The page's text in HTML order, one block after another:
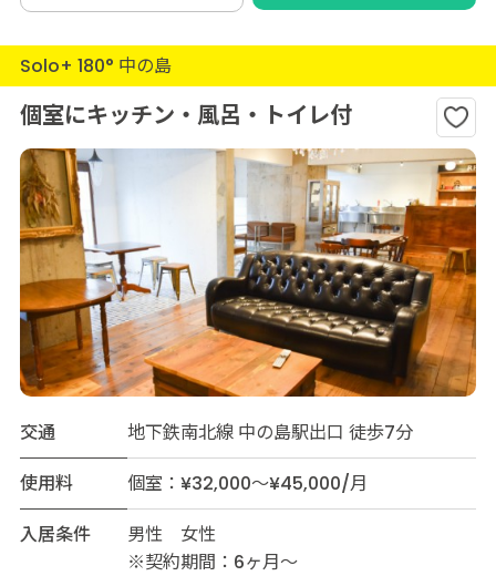
Solo+ 180° 中の島
個室にキッチン・風呂・トイレ付
交通
地下鉄南北線 中の島駅出口 徒歩7分
使用料
個室：¥32,000～¥45,000/月
入居条件
男性 女性
※契約期間：6ヶ月〜